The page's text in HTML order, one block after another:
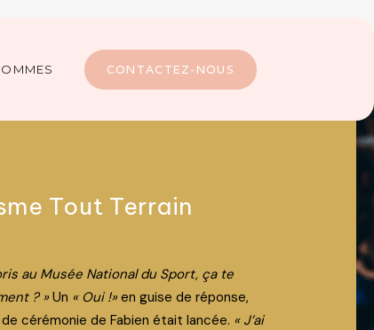
CONTACTEZ-NOUS
Tout Terrain
au Musée National du Sport, ça te
? »Un « Oui !»en guise de réponse,
cérémonie de Fabien était lancée. « J’ai